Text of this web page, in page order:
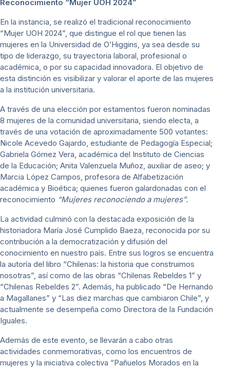
Reconocimiento “Mujer UOH 2024”
En la instancia, se realizó el tradicional reconocimiento
“Mujer UOH 2024”, que distingue el rol que tienen las
mujeres en la Universidad de O’Higgins, ya sea desde su
tipo de liderazgo, su trayectoria laboral, profesional o
académica, o por su capacidad innovadora. El objetivo de
esta distinción es visibilizar y valorar el aporte de las mujeres
a la institución universitaria.
A través de una elección por estamentos fueron nominadas
8 mujeres de la comunidad universitaria, siendo electa, a
través de una votación de aproximadamente 500 votantes:
Nicole Acevedo Gajardo, estudiante de Pedagogía Especial;
Gabriela Gómez Vera, académica del Instituto de Ciencias
de la Educación; Anita Valenzuela Muñoz, auxiliar de aseo; y
Marcia López Campos, profesora de Alfabetización
académica y Bioética; quienes fueron galardonadas con el
reconocimiento “Mujeres reconociendo a mujeres”.
La actividad culminó con la destacada exposición de la
historiadora María José Cumplido Baeza, reconocida por su
contribución a la democratización y difusión del
conocimiento en nuestro país. Entre sus logros se encuentra
la autoría del libro “Chilenas: la historia que construimos
nosotras”, así como de las obras “Chilenas Rebeldes 1” y
“Chilenas Rebeldes 2”. Además, ha publicado “De Hernando
a Magallanes” y “Las diez marchas que cambiaron Chile”, y
actualmente se desempeña como Directora de la Fundación
Iguales.
Además de este evento, se llevarán a cabo otras
actividades conmemorativas, como los encuentros de
mujeres y la iniciativa colectiva “Pañuelos Morados en la